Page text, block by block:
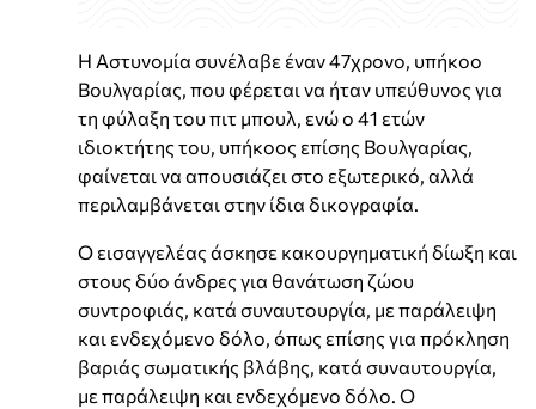
Η Αστυνομία συνέλαβε έναν 47χρονο, υπήκοο
Βουλγαρίας, που φέρεται να ήταν υπεύθυνος για
τη φύλαξη του πιτ μπουλ, ενώ ο 41 ετών
ιδιοκτήτης του, υπήκοος επίσης Βουλγαρίας,
φαίνεται να απουσιάζει στο εξωτερικό, αλλά
περιλαμβάνεται στην ίδια δικογραφία.
Ο εισαγγελέας άσκησε κακουργηματική δίωξη και
στους δύο άνδρες για θανάτωση ζώου
συντροφιάς, κατά συναυτουργία, με παράλειψη
και ενδεχόμενο δόλο, όπως επίσης για πρόκληση
βαριάς σωματικής βλάβης, κατά συναυτουργία,
με παράλειψη και ενδεχόμενο δόλο. Ο